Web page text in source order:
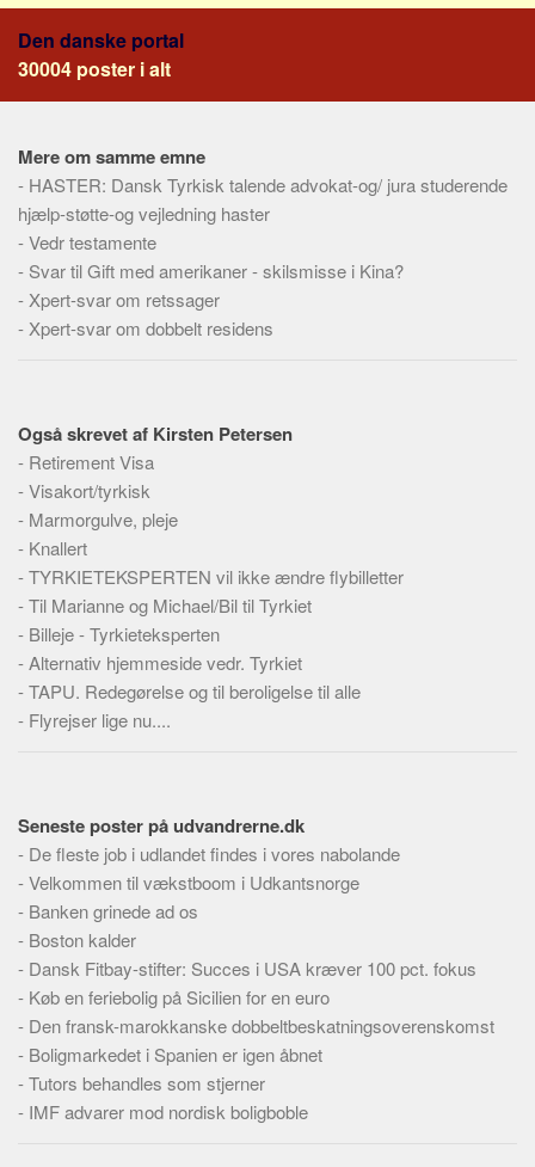
Forbrug
Social sikring og sundhed
Aspekter
Økonomi
Jura og regler
Praktisk
Alle
Meta
Dokumenttyper
Emner
Skribenter
Personer
Steder
Webstedet
Forhistorien
Redigering
Tekstannoncer
Bannere
Hjælp
Den danske portal
30004 poster i alt
Mere om samme emne
- HASTER: Dansk Tyrkisk talende advokat-og/ jura studerende
hjælp-støtte-og vejledning haster
-Vedr testamente
- Svar til Gift med amerikaner - skilsmisse i Kina?
- Xpert-svar om retssager
- Xpert-svar om dobbelt residens
Også skrevet af Kirsten Petersen
- Retirement Visa
-Visakort/tyrkisk
- Marmorgulve, pleje
- Knallert
-TYRKIETEKSPERTEN vil ikke ændre flybilletter
-Til Marianne og Michael/Bil til Tyrkiet
- Billeje - Tyrkieteksperten
-Alternativ hjemmeside vedr. Tyrkiet
-TAPU. Redegørelse og til beroligelse til alle
- Flyrejser lige nu....
Seneste poster på udvandrerne.dk
- De fleste job i udlandet findes i vores nabolande
-Velkommen til vækstboom i Udkantsnorge
- Banken grinede ad os
- Boston kalder
- Dansk Fitbay-stifter: Succes i USA kræver 100 pct. fokus
- Køb en feriebolig på Sicilien for en euro
- Den fransk-marokkanske dobbeltbeskatningsoverenskomst
- Boligmarkedet i Spanien er igen åbnet
-Tutors behandles som stjerner
- IMF advarer mod nordisk boligboble